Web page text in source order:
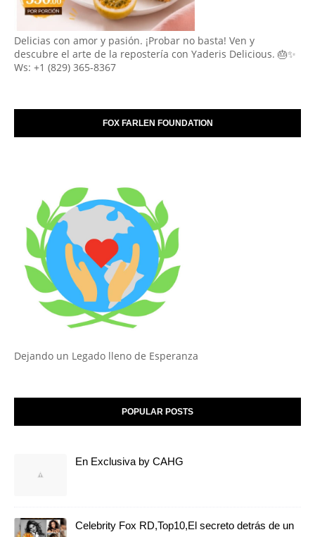
Delicias con amor y pasión. ¡Probar no basta! Ven y
descubre el arte de la repostería con Yaderis Delicious. 🎂✨
Ws: +1 (829) 365-8367
FOX FARLEN FOUNDATION
Dejando un Legado lleno de Esperanza
POPULAR POSTS
En Exclusiva by CAHG
Celebrity Fox RD,Top10,El secreto detrás de un